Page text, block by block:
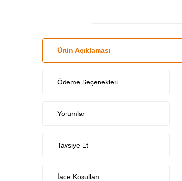
Ürün Açıklaması
Ödeme Seçenekleri
Yorumlar
Tavsiye Et
İade Koşulları